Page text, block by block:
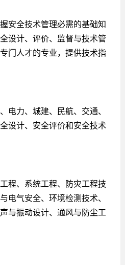
安全技术管理必需的基础知
设计、评价、监督与技术管
门人才的专业，提供技术指
电力、城建、民航、交通、
设计、安全评价和安全技术
程、系统工程、防灾工程技
电气安全、环境检测技术、
与振动设计、通风与防尘工